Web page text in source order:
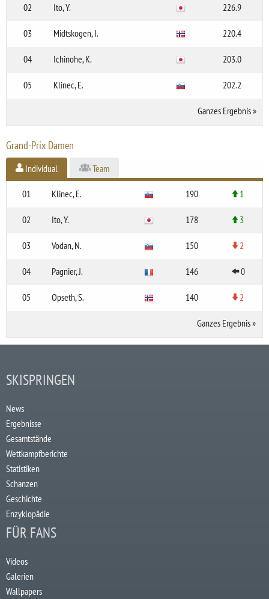
02 Ito, Y. 226.9
03 Midtskogen, I. 220.4
04 Ichinohe, K. 203.0
05 Klinec, E. 202.2
Ganzes Ergebnis»
Grand-Prix Damen
Individual Team
01 Klinec, E. 190 1
02 Ito, Y. 178 3
03 Vodan, N. 150 2
04 Pagnier, J. 146 0
05 Opseth, S. 140 2
Ganzes Ergebnis»
SKISPRINGEN
News
Ergebnisse
Gesamtstände
Wettkampfberichte
Statistiken
Schanzen
Geschichte
Enzyklopädie
FÜR FANS
Videos
Galerien
Wallpapers